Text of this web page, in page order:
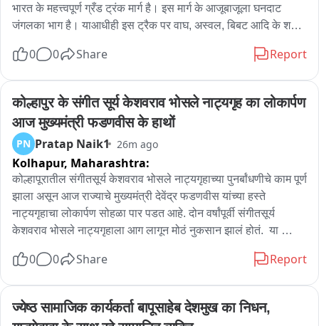
भारत के महत्त्वपूर्ण ग्रँड ट्रंक मार्ग है। इस मार्ग के आजूबाजूला घनदाट
जंगलका भाग है। याआधीही इस ट्रैक पर वाघ, अस्वल, बिबट आदि के शव
0 0 Share Report
कोल्हापुर के संगीत सूर्य केशवराव भोसले नाट्यगृह का लोकार्पण
आज मुख्यमंत्री फडणवीस के हाथों
PN Pratap Naik1 26m ago
Kolhapur, Maharashtra:
कोल्हापूरातील संगीतसूर्य केशवराव भोसले नाट्यगृहाच्या पुनर्बांधणीचे काम पूर्ण
झाला असून आज राज्याचे मुख्यमंत्री देवेंद्र फडणवीस यांच्या हस्ते
नाट्यगृहाचा लोकार्पण सोहळा पार पडत आहे. दोन वर्षांपूर्वी संगीतसूर्य
केशवराव भोसले नाट्यगृहाला आग लागून मोठं नुकसान झालं होतं.  या
यांच्या पाठपुराव्यामुळे या नाट्यगृहाची पुनर्बांधणी दिमाखात करण्यात आली.
0 0 Share Report
ज्येष्ठ सामाजिक कार्यकर्ता बापूसाहेब देशमुख का निधन,